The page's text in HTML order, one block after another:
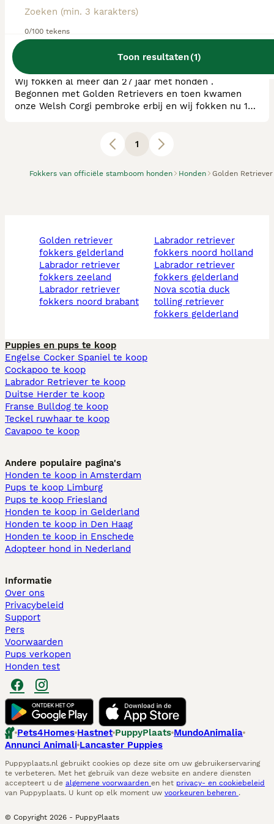
0/100 tekens
Toon resultaten(1)
Fokkers van officiële stamboom honden Honden Golden Retriever
Neede
Wij fokken al meer dan 27 jaar met honden .
Begonnen met Golden Retrievers en toen kwamen
onze Welsh Corgi pembroke erbij en wij fokken nu 10
super belangrijk . Ook staan de honden in de goede
1
golden retriever
fokkers gelderland
labrador retriever
fokkers zeeland
labrador retriever
fokkers noord brabant
labrador retriever
fokkers noord holland
labrador retriever
fokkers gelderland
nova scotia duck
tolling retriever
fokkers gelderland
Puppies en pups te koop
Engelse Cocker Spaniel te koop
Cockapoo te koop
Labrador Retriever te koop
Duitse Herder te koop
Franse Bulldog te koop
Teckel ruwhaar te koop
Cavapoo te koop
Andere populaire pagina's
Honden te koop in Amsterdam
Pups te koop Limburg​
Pups te koop Friesland​
Honden te koop in Gelderland
Honden te koop in Den Haag
Honden te koop in Enschede
Adopteer hond in Nederland
Informatie
Over ons
Privacybeleid
Support
Pers
Voorwaarden
Pups verkopen
Honden test
Pets4Homes Hastnet PuppyPlaats MundoAnimalia
Annunci Animali Lancaster Puppies
Puppyplaats.nl gebruikt cookies op deze site om uw gebruikerservaring
te verbeteren. Met het gebruik van deze website en andere diensten
accepteert u de algemene voorwaarden en het privacy- en cookiebeleid
van Puppyplaats. U kunt op elk moment uw voorkeuren beheren .
© Copyright 2026 - PuppyPlaats